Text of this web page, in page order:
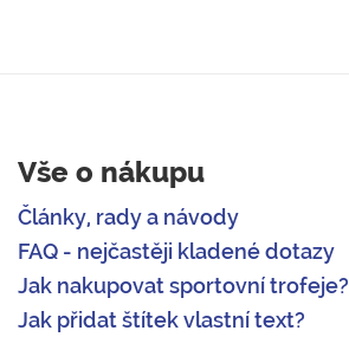
Vše o nákupu
Články, rady a návody
FAQ - nejčastěji kladené dotazy
Jak nakupovat sportovní trofeje?
Jak přidat štítek vlastní text?